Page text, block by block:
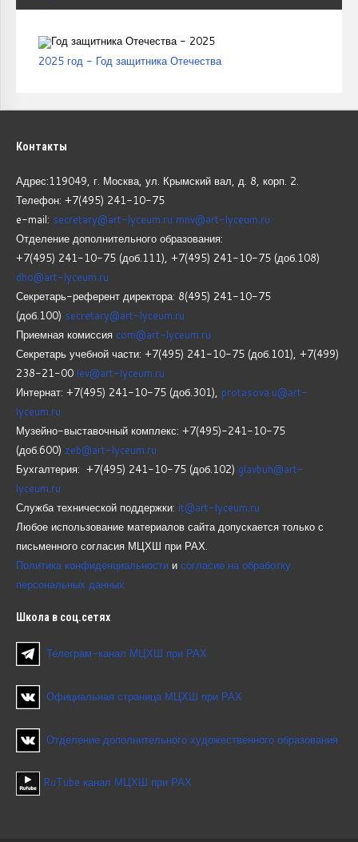
2025 год - Год защитника Отечества
Контакты
Адрес:119049, г. Москва, ул. Крымский вал, д. 8, корп. 2.
Телефон: +7(495) 241-10-75
e-mail: secretary@art-lyceum.ru mnv@art-lyceum.ru
Отделение дополнительного образования:
+7(495) 241-10-75 (доб.111), +7(495) 241-10-75 (доб.108)
dho@art-lyceum.ru
Секретарь-референт директора: 8(495) 241-10-75
(доб.100) secretary@art-lyceum.ru
Приемная комиссия com@art-lyceum.ru
Секретарь учебной части: +7(495) 241-10-75 (доб.101), +7(499)
238-21-00 lev@art-lyceum.ru
Интернат: +7(495) 241-10-75 (доб.301), protasova.u@art-
lyceum.ru
Музейно-выставочный комплекс: +7(495)-241-10-75
(доб.600) zeb@art-lyceum.ru
Бухгалтерия: +7(495) 241-10-75 (доб.102) glavbuh@art-
lyceum.ru
Служба технической поддержки: it@art-lyceum.ru
Любое использование материалов сайта допускается только с
письменного согласия МЦХШ при РАХ.
Политика конфиденциальности и согласие на обработку
персональных данных
Школа в соц.сетях
Телеграм-канал МЦХШ при РАХ
Официальная страница МЦХШ при РАХ
Отделение дополнительного художественного образования
RuTube канал МЦХШ при РАХ